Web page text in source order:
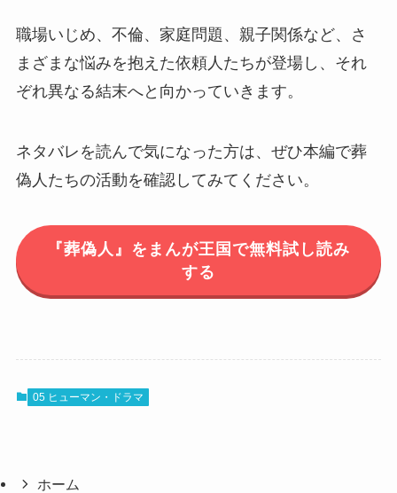
職場いじめ、不倫、家庭問題、親子関係など、さ
まざまな悩みを抱えた依頼人たちが登場し、それ
ぞれ異なる結末へと向かっていきます。
ネタバレを読んで気になった方は、ぜひ本編で葬
偽人たちの活動を確認してみてください。
『葬偽人』をまんが王国で無料試し読み
する
05 ヒューマン・ドラマ
ホーム